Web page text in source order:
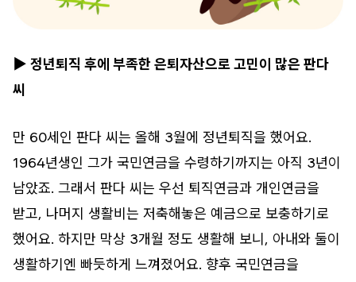
▶ 정년퇴직 후에 부족한 은퇴자산으로 고민이 많은 판다
씨
만 60세인 판다 씨는 올해 3월에 정년퇴직을 했어요.
1964년생인 그가 국민연금을 수령하기까지는 아직 3년이
남았죠. 그래서 판다 씨는 우선 퇴직연금과 개인연금을
받고, 나머지 생활비는 저축해놓은 예금으로 보충하기로
했어요. 하지만 막상 3개월 정도 생활해 보니, 아내와 둘이
생활하기엔 빠듯하게 느껴졌어요. 향후 국민연금을